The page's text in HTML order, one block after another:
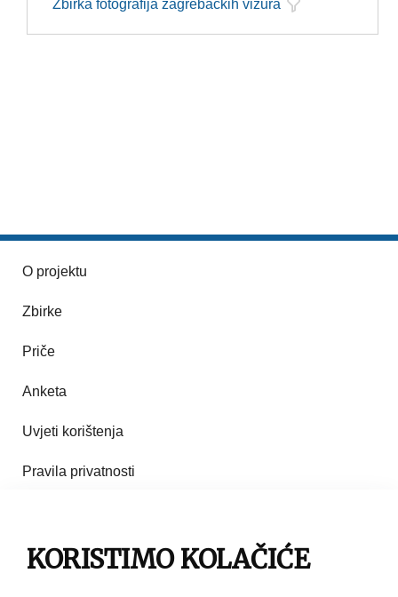
Zbirka fotografija zagrebačkih vizura
O projektu
Zbirke
Priče
Anketa
Uvjeti korištenja
Pravila privatnosti
Pravila korištenja
KORISTIMO KOLAČIĆE